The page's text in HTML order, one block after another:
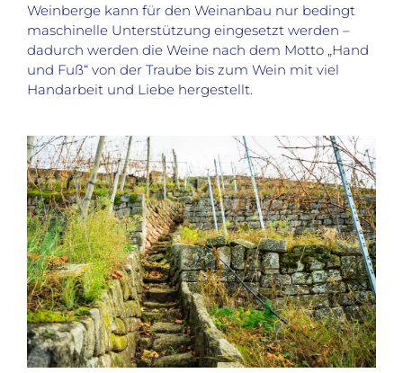
Weinberge kann für den Weinanbau nur bedingt
maschinelle Unterstützung eingesetzt werden –
dadurch werden die Weine nach dem Motto „Hand
und Fuß“ von der Traube bis zum Wein mit viel
Handarbeit und Liebe hergestellt.